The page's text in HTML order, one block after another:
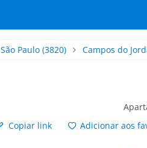
São Paulo(3820) Campos do
Copiar link
Adicionar aos